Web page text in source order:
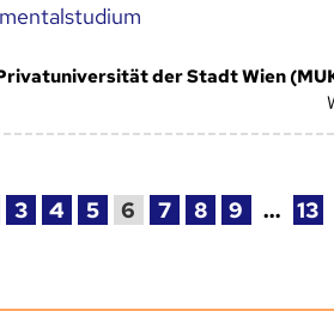
der Stadt Wien
3 4 5 6 7 8 9 …
13